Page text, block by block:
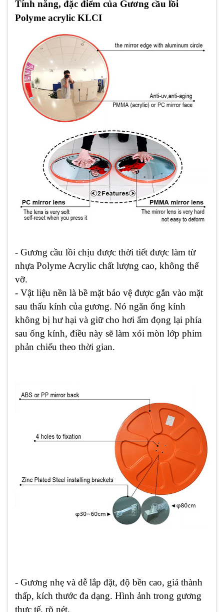
Tính năng, đặc điểm của Gương cầu lồi
Polyme acrylic KLCI
- Gương cầu lồi chịu được thời tiết được làm từ
nhựa Polyme Acrylic chất lượng cao, không thể
vỡ.
- Vật liệu nền là bề mặt bảo vệ được gắn vào mặt
sau thấu kính của gương. Nó ngăn ống kính
không bị hư hại và giữ cho hơi ẩm đọng lại phía
sau ống kính, điều này sẽ làm xói mòn lớp phim
phản chiếu theo thời gian.
- Gương nhẹ và dễ lắp đặt, độ bền cao, giá thành
thấp, kích thước đa dạng. Hình ảnh trong gương
thực tế, rõ nét.